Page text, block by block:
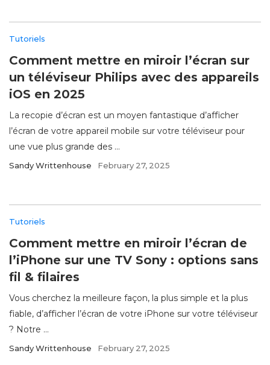
Tutoriels
Comment mettre en miroir l’écran sur
un téléviseur Philips avec des appareils
iOS en 2025
La recopie d’écran est un moyen fantastique d’afficher
l’écran de votre appareil mobile sur votre téléviseur pour
une vue plus grande des ...
Sandy Writtenhouse February 27, 2025
Tutoriels
Comment mettre en miroir l’écran de
l’iPhone sur une TV Sony : options sans
fil & filaires
Vous cherchez la meilleure façon, la plus simple et la plus
fiable, d’afficher l’écran de votre iPhone sur votre téléviseur
? Notre ...
Sandy Writtenhouse February 27, 2025